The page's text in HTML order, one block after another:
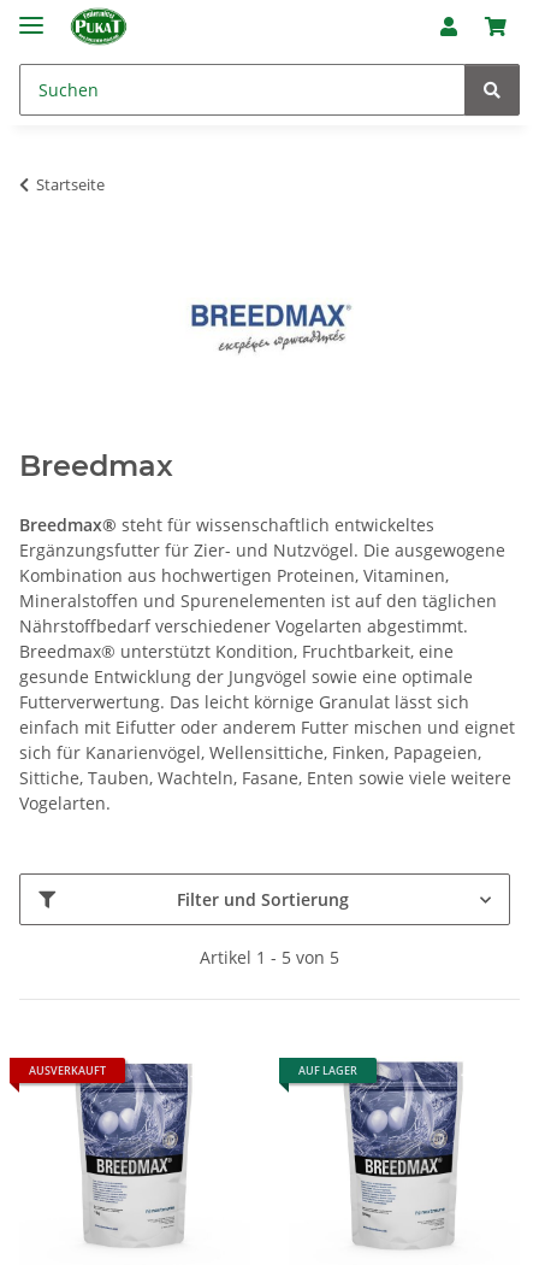
Startseite
Breedmax
Breedmax® steht für wissenschaftlich entwickeltes
Ergänzungsfutter für Zier- und Nutzvögel. Die ausgewogene
Kombination aus hochwertigen Proteinen, Vitaminen,
Mineralstoffen und Spurenelementen ist auf den täglichen
Nährstoffbedarf verschiedener Vogelarten abgestimmt.
Breedmax® unterstützt Kondition, Fruchtbarkeit, eine
gesunde Entwicklung der Jungvögel sowie eine optimale
Futterverwertung. Das leicht körnige Granulat lässt sich
einfach mit Eifutter oder anderem Futter mischen und eignet
sich für Kanarienvögel, Wellensittiche, Finken, Papageien,
Sittiche, Tauben, Wachteln, Fasane, Enten sowie viele weitere
Vogelarten.
Filter und Sortierung
Artikel 1 - 5 von 5
AUSVERKAUFT AUF LAGER